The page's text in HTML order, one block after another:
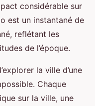
considérable sur
est un instantané de
reflétant les
de l’époque.
la ville d’une
Chaque
sur la ville, une